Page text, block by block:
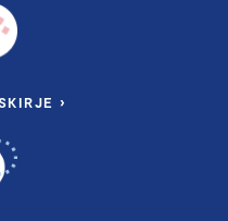
›